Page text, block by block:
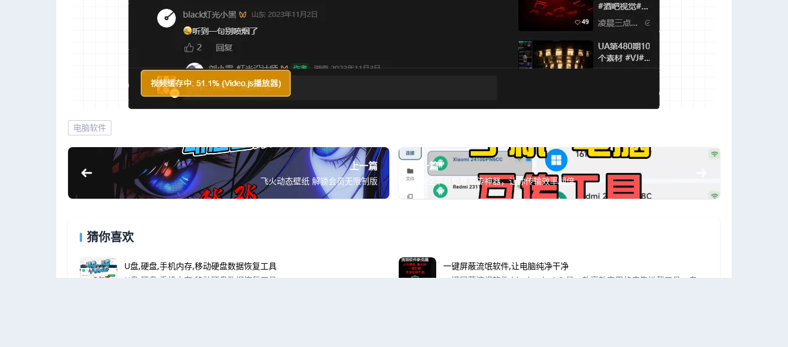
电脑软件
上一篇
飞火动态壁纸 解锁会员无限制版
下一篇
这款全平台免费互传神器，让你传输效率翻倍
猜你喜欢
U盘,硬盘,手机内存,移动硬盘数据恢复工具
U盘,硬盘,手机内存,移动硬盘数据恢复工具
一键屏蔽流氓软件,让电脑纯净干净
一键屏蔽流氓软件 block-ads-1.2 是一款高效实用的广告拦截工具，专为